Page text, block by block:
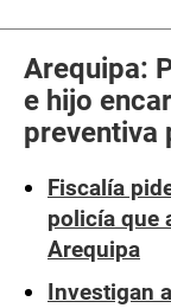
Arequipa:
e hijo
preventiva
Fiscalía
policía que
Arequipa
Investigan